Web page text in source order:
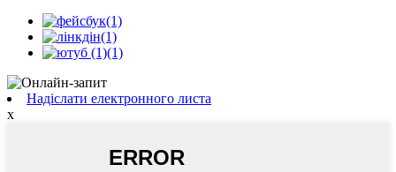
Надіслати електронного листа
x